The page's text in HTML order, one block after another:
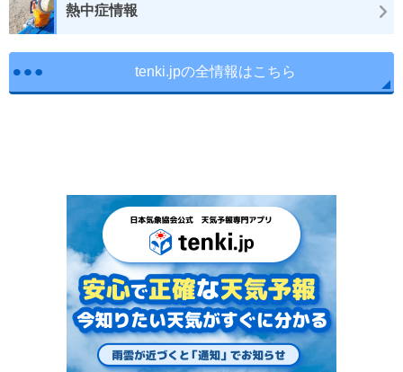
熱中症情報
tenki.jpの全情報はこちら